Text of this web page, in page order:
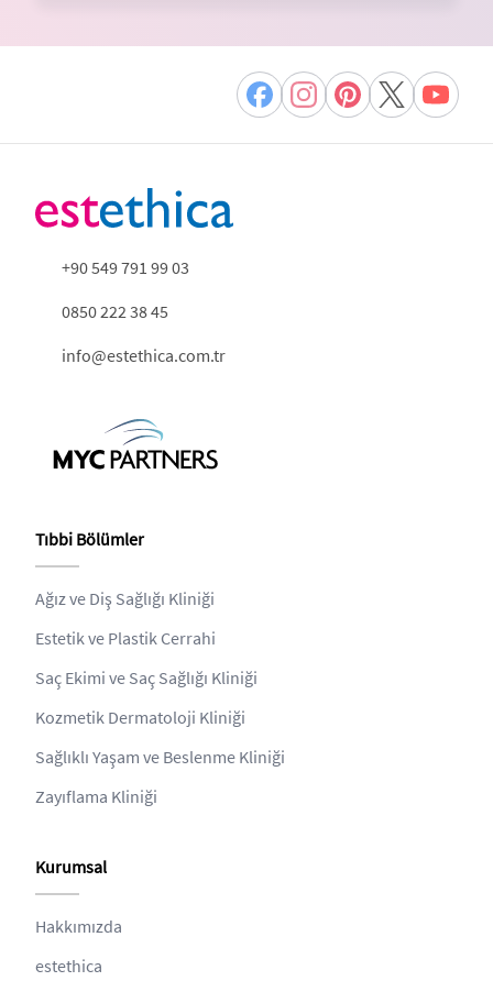
+90 549 791 99 03
0850 222 38 45
info@estethica.com.tr
Tıbbi Bölümler
Ağız ve Diş Sağlığı Kliniği
Estetik ve Plastik Cerrahi
Saç Ekimi ve Saç Sağlığı Kliniği
Kozmetik Dermatoloji Kliniği
Sağlıklı Yaşam ve Beslenme Kliniği
Zayıflama Kliniği
Kurumsal
Hakkımızda
estethica